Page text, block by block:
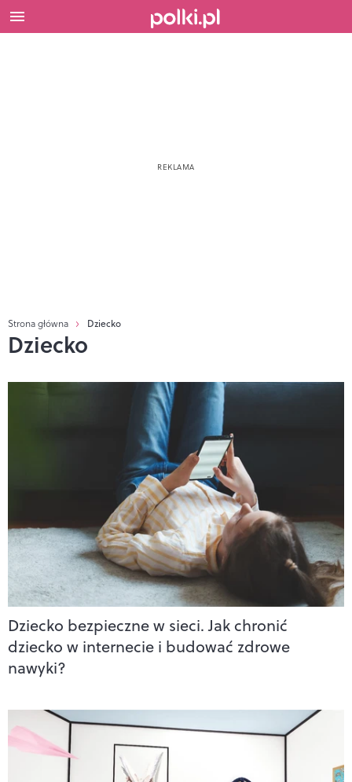
Strona główna Dziecko
Dziecko
Dziecko bezpieczne w sieci. Jak chronić
dziecko w internecie i budować zdrowe
nawyki?